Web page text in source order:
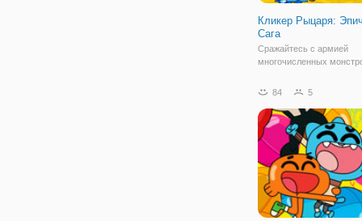
Кликер Рыцаря:
Сага
Сражайтесь с армией
многочисленных
Рыцаря: Эпическая
которая в первую
отличается своей
играете за маленького
84 5